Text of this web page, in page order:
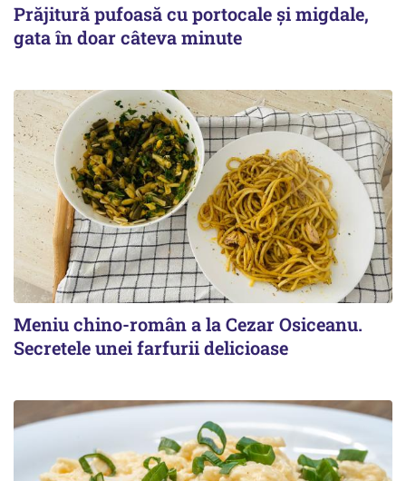
Prăjitură pufoasă cu portocale și migdale,
gata în doar câteva minute
Meniu chino-român a la Cezar Osiceanu.
Secretele unei farfurii delicioase